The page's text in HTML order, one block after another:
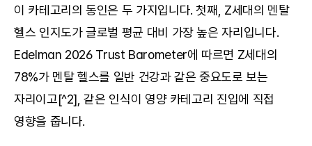
이 카테고리의 동인은 두 가지입니다. 첫째, Z세대의 멘탈
헬스 인지도가 글로벌 평균 대비 가장 높은 자리입니다.
Edelman 2026 Trust Barometer에 따르면 Z세대의
78%가 멘탈 헬스를 일반 건강과 같은 중요도로 보는
자리이고[^2], 같은 인식이 영양 카테고리 진입에 직접
영향을 줍니다.